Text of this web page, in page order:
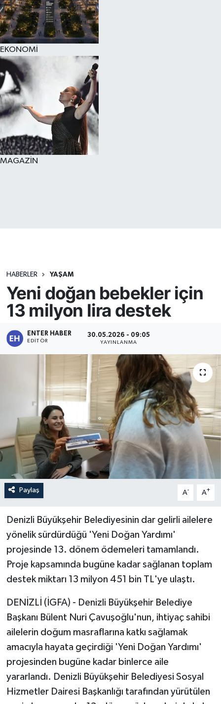
EKONOMİ
MAGAZİN
HABERLER YAŞAM
Yeni doğan bebekler için
13 milyon lira destek
ENTER HABER
EDITÖR
30.05.2026 - 09:05
YAYINLANMA
Paylaş A- A+
Denizli Büyükşehir Belediyesinin dar gelirli ailelere
yönelik sürdürdüğü 'Yeni Doğan Yardımı'
projesinde 13. dönem ödemeleri tamamlandı.
Proje kapsamında bugüne kadar sağlanan toplam
destek miktarı 13 milyon 451 bin TL'ye ulaştı.
DENİZLİ (İGFA) - Denizli Büyükşehir Belediye
Başkanı Bülent Nuri Çavuşoğlu'nun, ihtiyaç sahibi
ailelerin doğum masraflarına katkı sağlamak
amacıyla hayata geçirdiği 'Yeni Doğan Yardımı'
projesinden bugüne kadar binlerce aile
yararlandı. Denizli Büyükşehir Belediyesi Sosyal
Hizmetler Dairesi Başkanlığı tarafından yürütülen